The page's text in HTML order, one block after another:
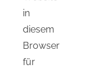
in
diesem
Browser
für